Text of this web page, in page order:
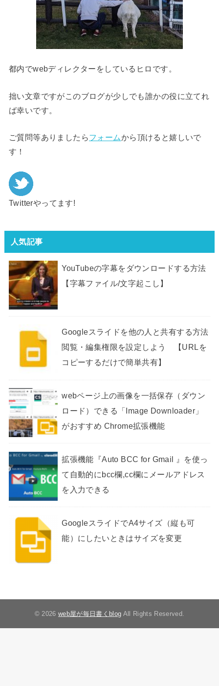
都内でwebディレクターをしているヒロです。
拙い文章ですがこのブログが少しでも誰かの役に立てれ
ば幸いです。
ご質問等ありましたらフォームから頂けると嬉しいで
す！
Twitterやってます!
人気記事
YouTubeの字幕をダウンロードする方法
【字幕ファイル/文字起こし】
Googleスライドを他の人と共有する方法
閲覧・編集権限を設定しよう 【URLを
コピーするだけで簡単共有】
webページ上の画像を一括保存（ダウン
ロード）できる「Image Downloader」
がおすすめ Chrome拡張機能
拡張機能『Auto BCC for Gmail 』を使っ
て自動的にbcc欄,cc欄にメールアドレス
を入力できる
GoogleスライドでA4サイズ（縦も可
能）にしたいときはサイズを変更
© 2026web屋が毎日書くblog All Rights Reserved.